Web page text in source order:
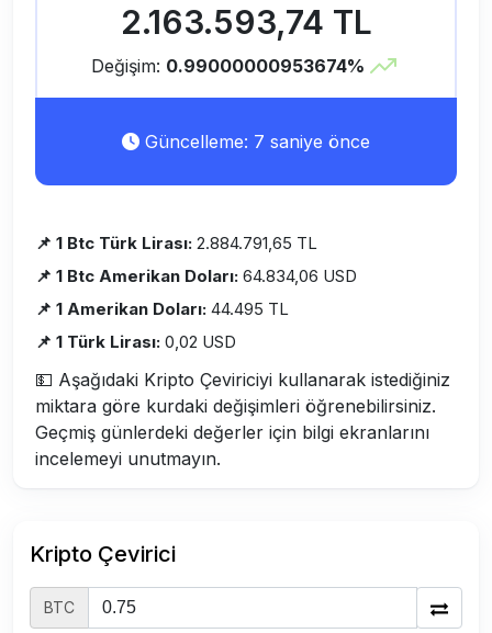
2.163.593,74 TL
Değişim: 0.99000000953674%
Güncelleme: 7 saniye önce
📌 1 Btc Türk Lirası: 2.884.791,65 TL
📌 1 Btc Amerikan Doları: 64.834,06 USD
📌 1 Amerikan Doları: 44.495 TL
📌 1 Türk Lirası: 0,02 USD
💵 Aşağıdaki Kripto Çeviriciyi kullanarak istediğiniz
miktara göre kurdaki değişimleri öğrenebilirsiniz.
Geçmiş günlerdeki değerler için bilgi ekranlarını
incelemeyi unutmayın.
Kripto Çevirici
BTC